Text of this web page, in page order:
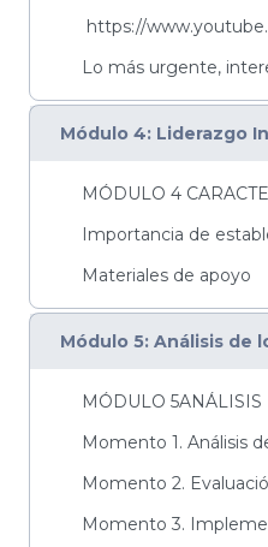
Materiales de apoyo